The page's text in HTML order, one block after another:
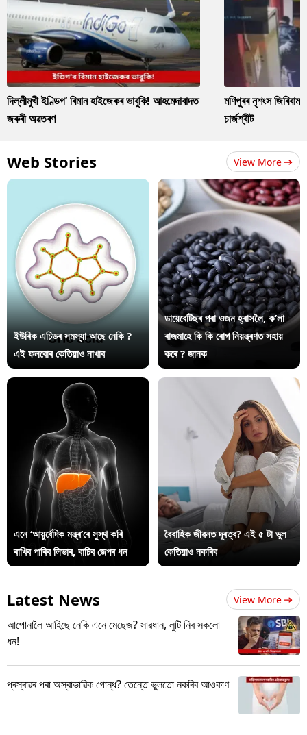
দিল্লীমুখী ইণ্ডিগ’ বিমান হাইজেকৰ ভাবুকি! আহমেদাবাদত
জৰুৰী অৱতৰণ
মণিপুৰৰ নৃশংস জিৰিবাম
চাৰ্জশ্বীট
Web Stories View More
ইউৰিক এচিডৰ সমস্যা আছে নেকি ?
এই ফলবোৰ কেতিয়াও নাখাব
ডায়েবেটিছৰ পৰা ওজন হ্ৰাসলৈ, ক’লা
ৰাজমাহে কি কি ৰোগ নিয়ন্ত্ৰণত সহায়
কৰে ? জানক
এনে ‘আয়ুৰ্বেদিক মন্ত্ৰ’ৰে সুস্থ কৰি
ৰাখিব পাৰিব লিভাৰ, বাচিব জেপৰ ধন
বৈবাহিক জীৱনত দূৰত্ব? এই ৫ টা ভুল
কেতিয়াও নকৰিব
Latest News View More
আপোনালৈ আহিছে নেকি এনে মেছেজ? সাৱধান, লুটি নিব সকলো
ধন!
প্ৰস্ৰাৱৰ পৰা অস্বাভাৱিক গোন্ধ? তেন্তে ভুলতো নকৰিব আওকাণ